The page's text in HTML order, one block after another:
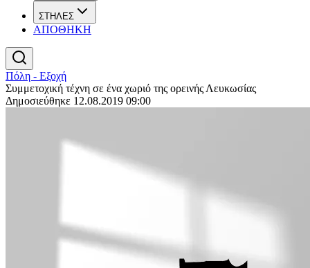
ΣΤΗΛΕΣ
ΑΠΟΘΗΚΗ
Πόλη - Εξοχή
Συμμετοχική τέχνη σε ένα χωριό της ορεινής Λευκωσίας
Δημοσιεύθηκε 12.08.2019 09:00